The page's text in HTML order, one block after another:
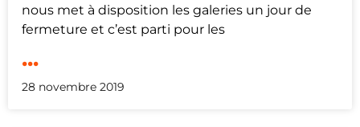
nous met à disposition les galeries un jour de
fermeture et c’est parti pour les
...
28 novembre 2019